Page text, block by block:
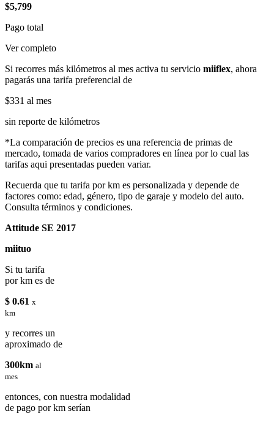
$5,799
Pago total
Ver completo
Si recorres más kilómetros al mes activa tu servicio miiflex, ahora
pagarás una tarifa preferencial de
$331 al mes
sin reporte de kilómetros
*La comparación de precios es una referencia de primas de
mercado, tomada de varios compradores en línea por lo cual las
tarifas aqui presentadas pueden variar.
Recuerda que tu tarifa por km es personalizada y depende de
factores como: edad, género, tipo de garaje y modelo del auto.
Consulta términos y condiciones.
Attitude SE 2017
miituo
Si tu tarifa
por km es de
$ 0.61 x
km
y recorres un
aproximado de
300km al
mes
entonces, con nuestra modalidad
de pago por km serían